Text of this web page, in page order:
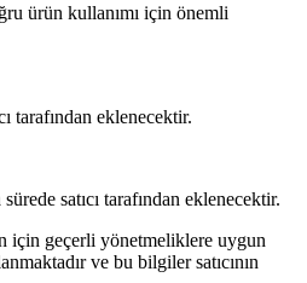
ürün kullanımı için önemli
tarafından eklenecektir.
satıcı tarafından eklenecektir.
geçerli yönetmeliklere uygun
ve bu bilgiler satıcının